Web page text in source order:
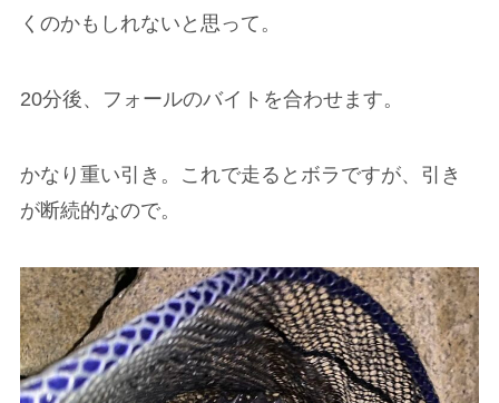
くのかもしれないと思って。
20分後、フォールのバイトを合わせます。
かなり重い引き。これで走るとボラですが、引き
が断続的なので。